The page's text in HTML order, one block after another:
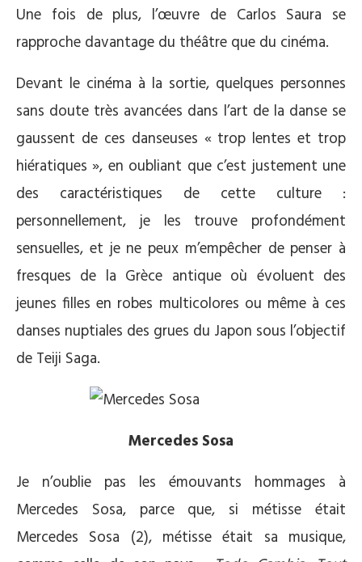
Une fois de plus, l’œuvre de Carlos Saura se
rapproche davantage du théâtre que du cinéma.
Devant le cinéma à la sortie, quelques personnes
sans doute très avancées dans l’art de la danse se
gaussent de ces danseuses « trop lentes et trop
hiératiques », en oubliant que c’est justement une
des caractéristiques de cette culture :
personnellement, je les trouve profondément
sensuelles, et je ne peux m’empêcher de penser à
fresques de la Grèce antique où évoluent des
jeunes filles en robes multicolores ou même à ces
danses nuptiales des grues du Japon sous l’objectif
de Teiji Saga.
Mercedes Sosa
Je n’oublie pas les émouvants hommages à
Mercedes Sosa, parce que, si métisse était
Mercedes Sosa (2), métisse était sa musique,